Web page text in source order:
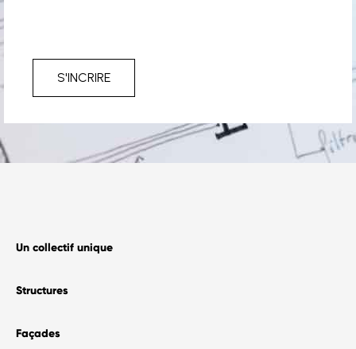
S'INCRIRE
Un collectif unique
Structures
Façades